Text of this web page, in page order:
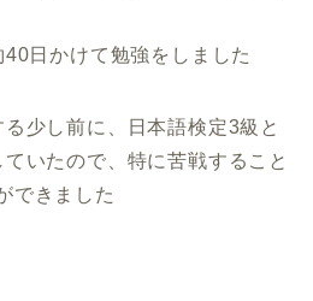
日かけて勉強をしました
少し前に、日本語検定3級と
いたので、特に苦戦すること
できました